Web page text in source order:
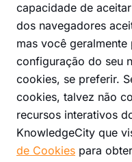
capacidade de
dos navegadores
mas você
configuração do seu
cookies, se preferir.
cookies, talvez não
recursos interativos
KnowledgeCity que
de Cookies para